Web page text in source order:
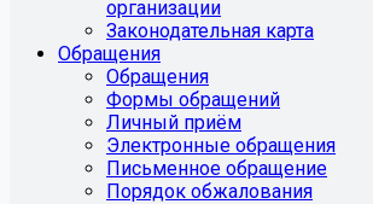
организации
Законодательная карта
Обращения
Обращения
Формы обращений
Личный приём
Электронные обращения
Письменное обращение
Порядок обжалования